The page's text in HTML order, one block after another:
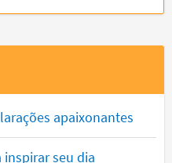
apaixonantes
inspirar seu dia